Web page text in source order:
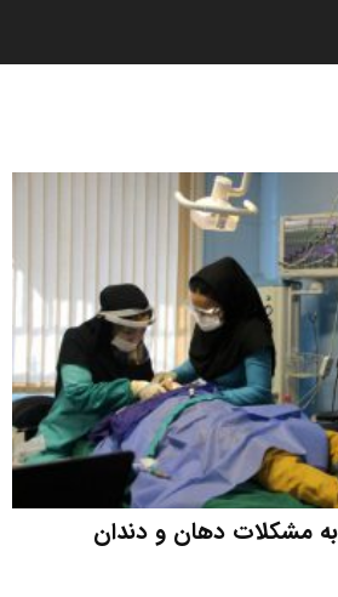
مشکلات دهان و دندان